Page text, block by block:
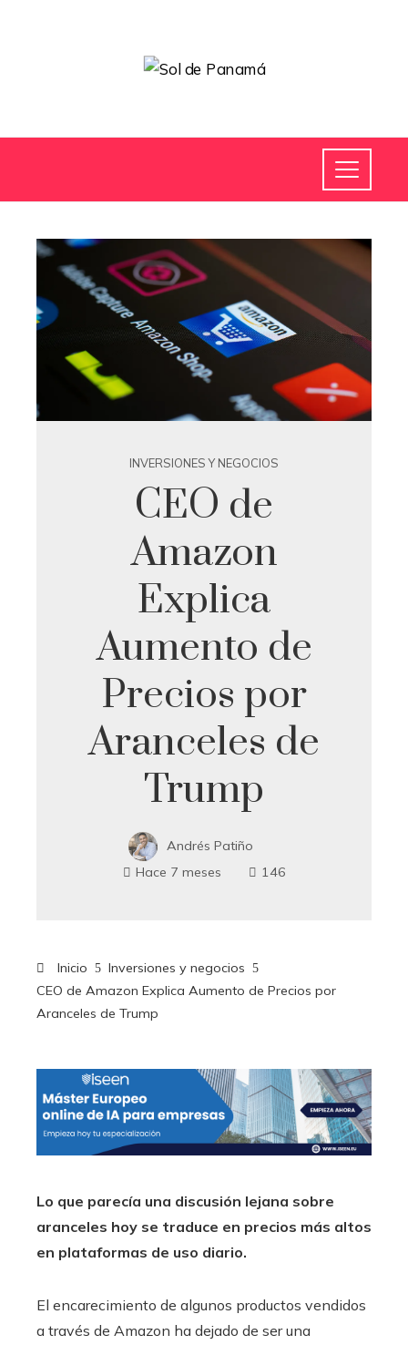
INVERSIONES Y NEGOCIOS
CEO de
Amazon
Explica
Aumento de
Precios por
Aranceles de
Trump
Andrés Patiño
Hace 7 meses
146
Inicio
Inversiones y negocios
CEO de Amazon Explica Aumento de Precios por
Aranceles de Trump
Lo que parecía una discusión lejana sobre
aranceles hoy se traduce en precios más altos
en plataformas de uso diario.
El encarecimiento de algunos productos vendidos
a través de Amazon ha dejado de ser una